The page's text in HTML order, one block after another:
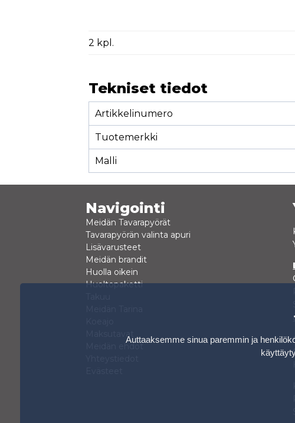
2 kpl.
Tekniset tiedot
Artikkelinumero
Tuotemerkki
Malli
Navigointi
Meidän Tavarapyörät
Tavarapyörän valinta apuri
Lisävarusteet
Meidän brandit
Huolla oikein
Huoltopaketti
Maksutavat
Meidän ehdot
Auttaaksemme sinua paremmin ja